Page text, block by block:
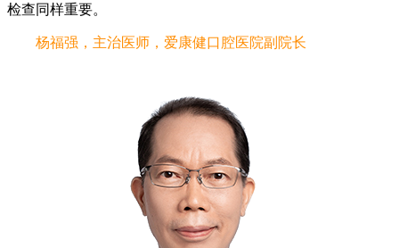
检查同样重要。
杨福强，主治医师，爱康健口腔医院副院长